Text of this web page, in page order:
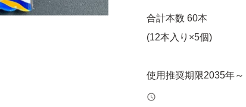
合計本数 60本
(12本入り×5個)
使用推奨期限2035年～